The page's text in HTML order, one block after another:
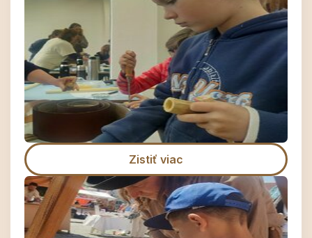
Zistiť viac